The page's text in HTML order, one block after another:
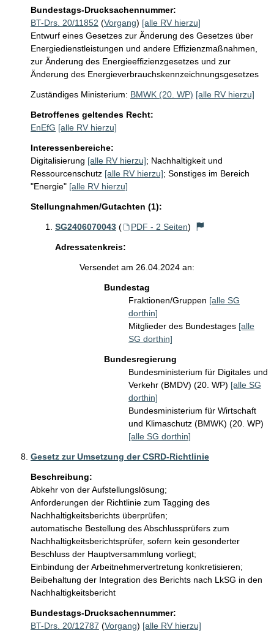
Bundestags-Drucksachennummer:
BT-Drs. 20/11852 (Vorgang) [alle RV hierzu]
Entwurf eines Gesetzes zur Änderung des Gesetzes über
Energiedienstleistungen und andere Effizienzmaßnahmen,
zur Änderung des Energieeffizienzgesetzes und zur
Änderung des Energieverbrauchskennzeichnungsgesetzes
Zuständiges Ministerium: BMWK (20. WP) [alle RV hierzu]
Betroffenes geltendes Recht:
EnEfG [alle RV hierzu]
Interessenbereiche:
Digitalisierung [alle RV hierzu]; Nachhaltigkeit und
Ressourcenschutz [alle RV hierzu]; Sonstiges im Bereich
"Energie" [alle RV hierzu]
Stellungnahmen/Gutachten (1):
SG2406070043 ( PDF - 2 Seiten)
Adressatenkreis:
Versendet am 26.04.2024 an:
Bundestag
Fraktionen/Gruppen [alle SG
dorthin]
Mitglieder des Bundestages [alle
SG dorthin]
Bundesregierung
Bundesministerium für Digitales und
Verkehr (BMDV) (20. WP) [alle SG
dorthin]
Bundesministerium für Wirtschaft
und Klimaschutz (BMWK) (20. WP)
[alle SG dorthin]
Gesetz zur Umsetzung der CSRD-Richtlinie
Beschreibung:
Abkehr von der Aufstellungslösung;
Anforderungen der Richtlinie zum Tagging des
Nachhaltigkeitsberichts überprüfen;
automatische Bestellung des Abschlussprüfers zum
Nachhaltigkeitsberichtsprüfer, sofern kein gesonderter
Beschluss der Hauptversammlung vorliegt;
Einbindung der Arbeitnehmervertretung konkretisieren;
Beibehaltung der Integration des Berichts nach LkSG in den
Nachhaltigkeitsbericht
Bundestags-Drucksachennummer:
BT-Drs. 20/12787 (Vorgang) [alle RV hierzu]